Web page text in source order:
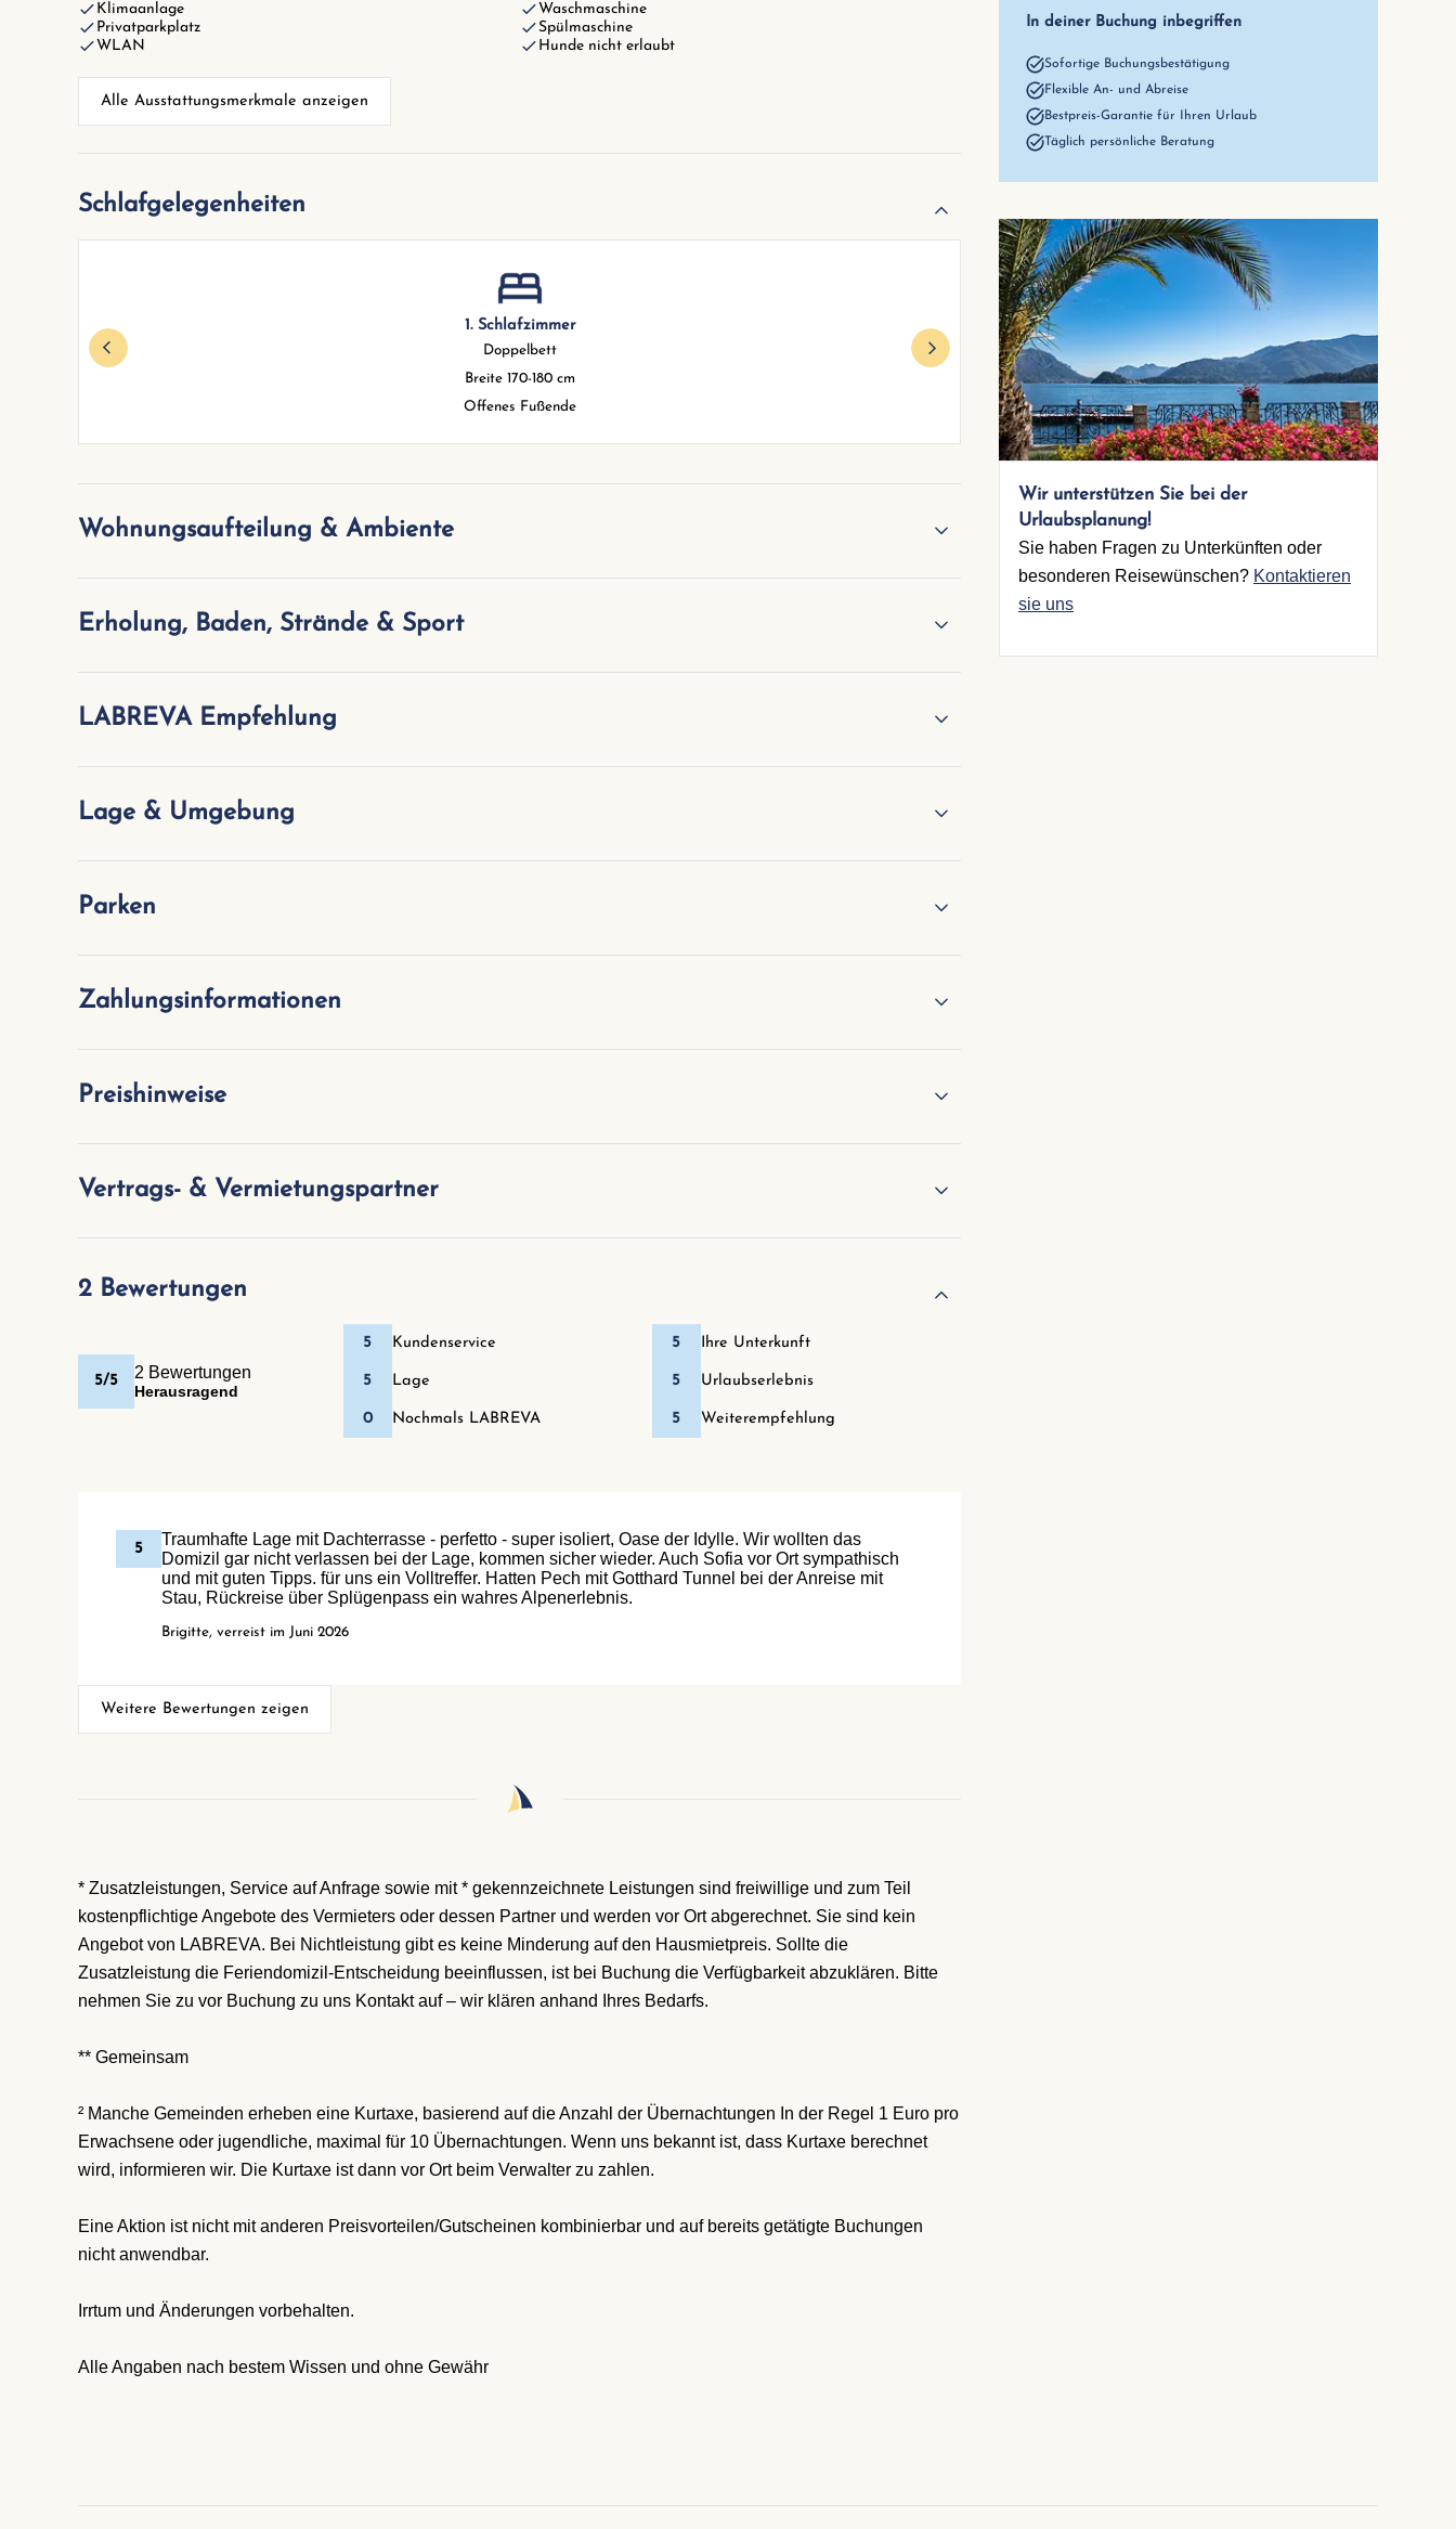
Klimaanlage
Waschmaschine
Privatparkplatz
Spülmaschine
WLAN
Hunde nicht erlaubt
Alle Ausstattungsmerkmale anzeigen
Schlafgelegenheiten
1. Schlafzimmer
Doppelbett
Breite 170-180 cm
Offenes Fußende
Breite 170-180
Offenes
Wohnungsaufteilung & Ambiente
Erholung, Baden, Strände & Sport
LABREVA Empfehlung
Lage & Umgebung
Parken
Zahlungsinformationen
Preishinweise
Vertrags- & Vermietungspartner
2 Bewertungen
5/5 2 Bewertungen
Herausragend
5 Kundenservice 5 Ihre Unterkunft
5 Lage 5 Urlaubserlebnis
0 Nochmals LABREVA 5 Weiterempfehlung
5
Traumhafte Lage mit Dachterrasse - perfetto - super isoliert, Oase der Idylle. Wir wollten das
Domizil gar nicht verlassen bei der Lage, kommen sicher wieder. Auch Sofia vor Ort sympathisch
und mit guten Tipps. für uns ein Volltreffer. Hatten Pech mit Gotthard Tunnel bei der Anreise mit
Stau, Rückreise über Splügenpass ein wahres Alpenerlebnis.
Brigitte, verreist im Juni 2026
Weitere Bewertungen zeigen
* Zusatzleistungen, Service auf Anfrage sowie mit * gekennzeichnete Leistungen sind freiwillige und zum Teil
kostenpflichtige Angebote des Vermieters oder dessen Partner und werden vor Ort abgerechnet. Sie sind kein
Angebot von LABREVA. Bei Nichtleistung gibt es keine Minderung auf den Hausmietpreis. Sollte die
Zusatzleistung die Feriendomizil-Entscheidung beeinflussen, ist bei Buchung die Verfügbarkeit abzuklären. Bitte
nehmen Sie zu vor Buchung zu uns Kontakt auf – wir klären anhand Ihres Bedarfs.
** Gemeinsam
² Manche Gemeinden erheben eine Kurtaxe, basierend auf die Anzahl der Übernachtungen In der Regel 1 Euro pro
Erwachsene oder jugendliche, maximal für 10 Übernachtungen. Wenn uns bekannt ist, dass Kurtaxe berechnet
wird, informieren wir. Die Kurtaxe ist dann vor Ort beim Verwalter zu zahlen.
Eine Aktion ist nicht mit anderen Preisvorteilen/Gutscheinen kombinierbar und auf bereits getätigte Buchungen
nicht anwendbar.
Irrtum und Änderungen vorbehalten.
Alle Angaben nach bestem Wissen und ohne Gewähr
In deiner Buchung inbegriffen
Sofortige Buchungsbestätigung
Flexible An- und Abreise
Bestpreis-Garantie für Ihren Urlaub
Täglich persönliche Beratung
Wir unterstützen Sie bei der
Urlaubsplanung!
Sie haben Fragen zu Unterkünften oder
besonderen Reisewünschen? Kontaktieren
sie uns